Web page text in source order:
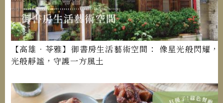
【高雄．苓雅】御書房生活藝術空間： 像星光般閃耀，
光般靜謐，守護一方風土